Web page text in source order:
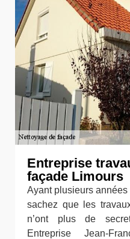
Entreprise
façade Limours
Ayant plusieurs années
sachez que les
n’ont plus de
Entreprise Jean-